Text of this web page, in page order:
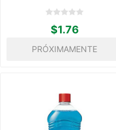
$1.76
PRÓXIMAMENTE